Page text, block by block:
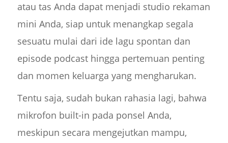
atau tas Anda dapat menjadi studio rekaman
mini Anda, siap untuk menangkap segala
sesuatu mulai dari ide lagu spontan dan
episode podcast hingga pertemuan penting
dan momen keluarga yang mengharukan.
Tentu saja, sudah bukan rahasia lagi, bahwa
mikrofon built-in pada ponsel Anda,
meskipun secara mengejutkan mampu,